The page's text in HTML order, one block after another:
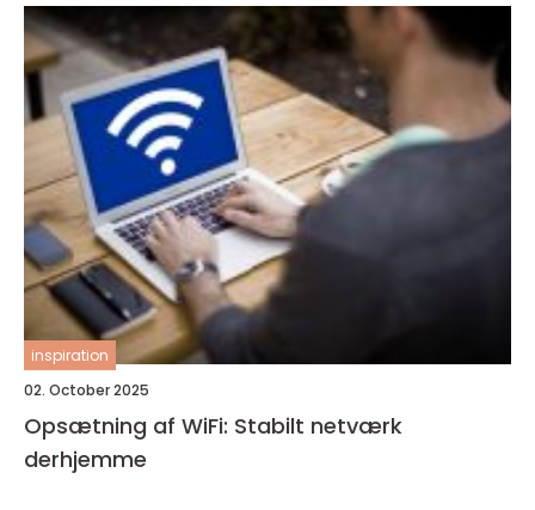
inspiration
02. October 2025
Opsætning af WiFi: Stabilt netværk
derhjemme